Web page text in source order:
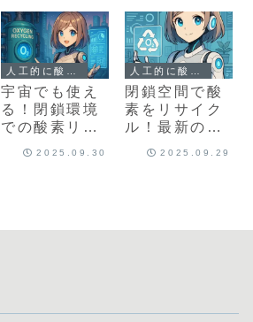
宇宙でも使え
る！閉鎖環境
での酸素リサ
イクルシステ
2025.09.30
閉鎖空間で酸
素をリサイク
ル！最新の酸
素生成・再生
2025.09.29